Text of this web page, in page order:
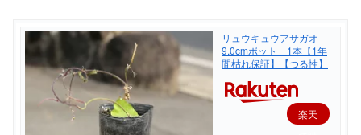
リュウキュウアサガオ
9.0cmポット 1本【1年
間枯れ保証】【つる性】
楽天